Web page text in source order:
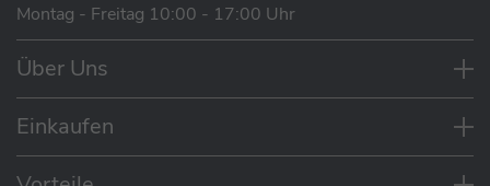
Montag - Freitag 10:00 - 17:00 Uhr
Über Uns
Einkaufen